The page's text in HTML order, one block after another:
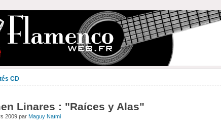
CD
Linares : "Raíces y Alas"
2009 parMaguy Naïmi